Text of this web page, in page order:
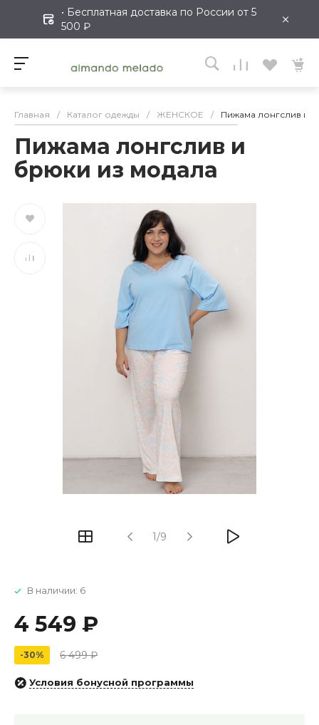
• Бесплатная доставка по России от 5
500 ₽
×
Главная / Каталог одежды / ЖЕНСКОЕ / Пижама лонгслив и
Пижама лонгслив и
брюки из модала
1/9
В наличии: 6
4 549 ₽
-30% 6 499 ₽
Условия бонусной программы